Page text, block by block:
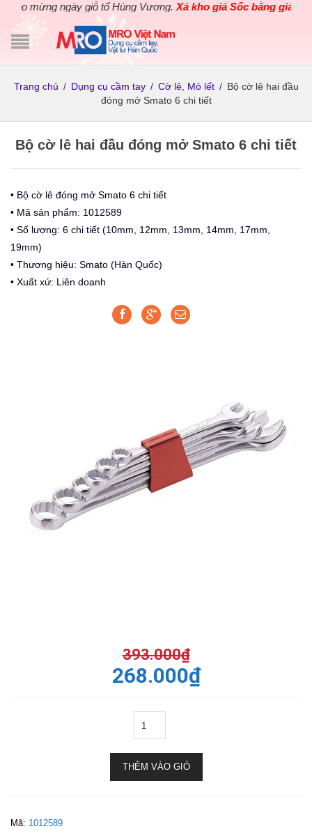
mừng ngày giỗ tổ Hùng Vương.Xả kho giá Sốc bằng giá Gốc
Trang chủ / Dụng cụ cầm tay / Cờ lê, Mỏ lết / Bộ cờ lê hai đầu
đóng mở Smato 6 chi tiết
Bộ cờ lê hai đầu đóng mở Smato 6 chi tiết
• Bộ cờ lê đóng mở Smato 6 chi tiết
• Mã sản phẩm: 1012589
• Số lượng: 6 chi tiết (10mm, 12mm, 13mm, 14mm, 17mm,
19mm)
• Thương hiệu: Smato (Hàn Quốc)
• Xuất xứ: Liên doanh
393.000₫
268.000₫
THÊM VÀO GIỎ
Mã: 1012589